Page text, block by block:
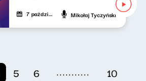
7 października 2024 Mikołaj Tyczyński
5 6 ........... 10